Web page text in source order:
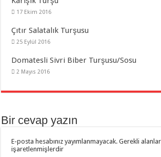
17 Ekim 2016
Çıtır Salatalık Turşusu
25 Eylül 2016
Domatesli Sivri Biber Turşusu/Sosu
2 Mayıs 2016
Bir cevap yazın
E-posta hesabınız yayımlanmayacak. Gerekli
işaretlenmişlerdir